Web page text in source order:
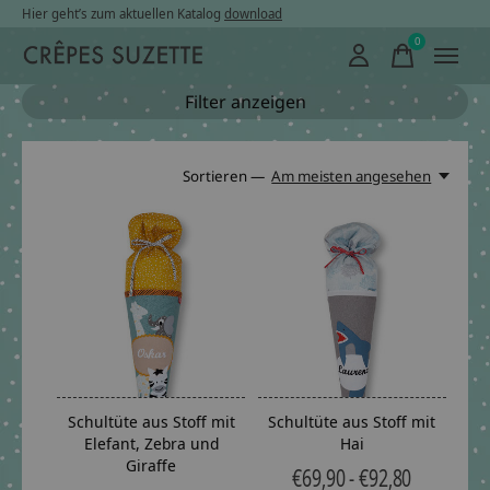
Hier geht’s zum aktuellen Katalog download
0items
Filter anzeigen
Sortieren — Am meisten angesehen
Schultüte aus Stoff mit
Elefant, Zebra und
Giraffe
Schultüte aus Stoff mit
Hai
€69,90 - €92,80